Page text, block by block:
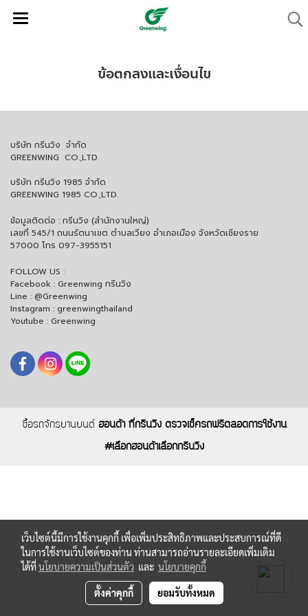
ข้อตกลงและเงื่อนไข
บริษัท กรีนวิง จำกัด
GREENWING CO.,LTD.
บริษัท กรีนวิง 1985 จำกัด
GREENWING 1985 CO.,LTD.
ข้อมูลติดต่อ : กรีนวิง (สำนักงานใหญ่)
เลขที่ 545/1 ถนนรัตนาเขต ตำบลเวียง อำเภอเมือง จังหวัดเชียงราย
57000 โทร 097-3955151
FOLLOW US :
Facebook : Greenwing กรีนวิง
Line : @Greenwing
Instagram : greenwingthailand
Youtube : Greenwing
ซื้อรถจักรยานยนต์ ฮอนด้า ที่กรีนวิง ตรวจเช็ครถฟรีตลอดการใช้งาน
#เลือกฮอนด้าเลือกกรีนวิง
เว็บไซต์นี้มีการใช้งานคุกกี้ เพื่อเพิ่มประสิทธิภาพและประสบการณ์ที่ดี
ในการใช้งานเว็บไซต์ของท่าน ท่านสามารถอ่านรายละเอียดเพิ่มเติม
ได้ที่นโยบายความเป็นส่วนตัว และ นโยบายคุกกี้
ตั้งค่าคุกกี้ ยอมรับทั้งหมด